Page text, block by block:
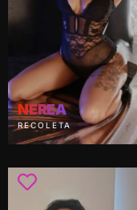
NEREA
RECOLETA